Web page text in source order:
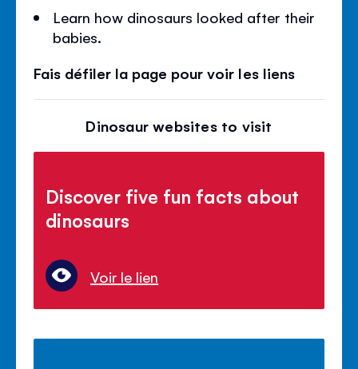
Learn how dinosaurs looked after their
babies.
Fais défiler la page pour voir les liens
Dinosaur websites to visit
Discover five fun facts about
dinosaurs
Voir le lien